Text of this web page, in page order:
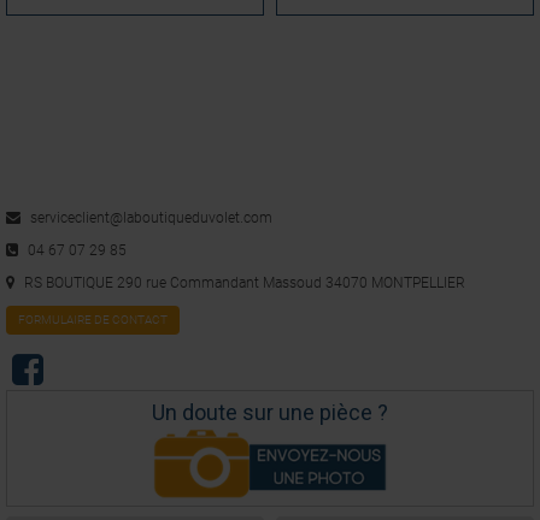
serviceclient@laboutiqueduvolet.com
04 67 07 29 85
RS BOUTIQUE 290 rue Commandant Massoud 34070 MONTPELLIER
FORMULAIRE DE CONTACT
Un doute sur une pièce ?